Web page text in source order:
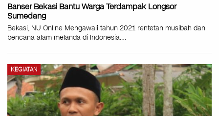
Banser Bekasi Bantu Warga Terdampak Longsor
Sumedang
Bekasi, NU Online Mengawali tahun 2021 rentetan musibah dan
bencana alam melanda di Indonesia.…
KEGIATAN